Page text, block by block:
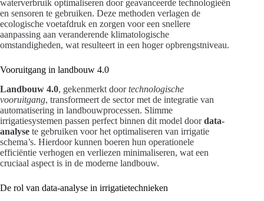
waterverbruik optimaliseren door geavanceerde technologieën
en sensoren te gebruiken. Deze methoden verlagen de
ecologische voetafdruk en zorgen voor een snellere
aanpassing aan veranderende klimatologische
omstandigheden, wat resulteert in een hoger opbrengstniveau.
Vooruitgang in landbouw 4.0
Landbouw 4.0, gekenmerkt doortechnologische
vooruitgang, transformeert de sector met de integratie van
automatisering in landbouwprocessen. Slimme
irrigatiesystemen passen perfect binnen dit model doordata-
analyse te gebruiken voor het optimaliseren van irrigatie
schema’s. Hierdoor kunnen boeren hun operationele
efficiëntie verhogen en verliezen minimaliseren, wat een
cruciaal aspect is in de moderne landbouw.
De rol van data-analyse in irrigatietechnieken